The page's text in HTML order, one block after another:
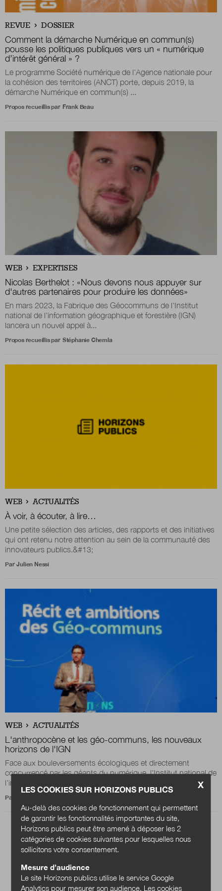
Boutique
Qui sommes-nous ?
Nous contacter
Newsletter
Renseignez votre email afin de suivre l'actualité
de la transformation publique.
Nous suivre
REVUE DOSSIER
Comment la démarche Numérique en commun(s)
pousse les politiques publiques vers un « numérique
d’intérêt général » ?
Le programme Société numérique de l’Agence nationale pour
la cohésion des territoires (ANCT) porte, depuis 2019, la
démarche Numérique en commun(s) ...
Propos recueillis par Frank Beau
WEB EXPERTISES
Nicolas Berthelot : «Nous devons nous appuyer sur
d'autres partenaires pour produire les données»
En mars 2023, la Fabrique des Géocommuns de l’Institut
national de l’information géographique et forestière (IGN)
lancera un nouvel appel à...
Propos recueillis par Stéphanie Chemla
WEB ACTUALITÉS
À voir, à écouter, à lire…
Une petite sélection des articles, des rapports et des initiatives
qui ont retenu notre attention au sein de la communauté des
innovateurs publics.&#13;
Par Julien Nessi
WEB ACTUALITÉS
L'anthropocène et les géo-communs, les nouveaux
horizons de l'IGN
Face aux bouleversements écologiques et directement
concurrencé par les géants du numérique, l'Institut national de
l'information géographique et...
Par
X
LES COOKIES SUR HORIZONS PUBLICS
Au-delà des cookies de fonctionnement qui permettent
de garantir les fonctionnalités importantes du site,
Horizons publics peut être amené à déposer les 2
catégories de cookies suivantes pour lesquelles nous
sollicitons votre consentement.
Mesure d’audience
Le site Horizons publics utilise le service Google
Analytics pour mesurer son audience. Les cookies